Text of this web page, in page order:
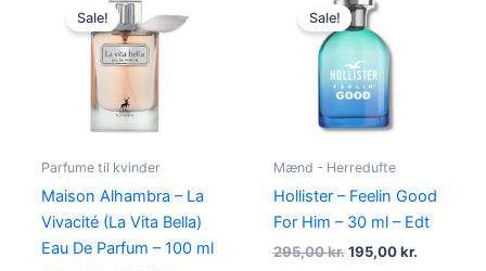
Sale!
Parfume til kvinder
Maison Alhambra – La
Vivacité (La Vita Bella)
Eau De Parfum – 100 ml
price
was:
400,00 kr..
Sale!
Mænd - Herredufte
Hollister – Feelin Good
For Him – 30 ml – Edt
295,00kr.
price
was:
295,00 kr..
195,00kr.